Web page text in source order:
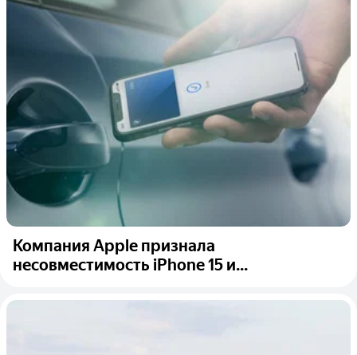
Компания Apple признала
несовместимость iPhone 15 и...